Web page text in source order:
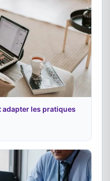
adapter les pratiques